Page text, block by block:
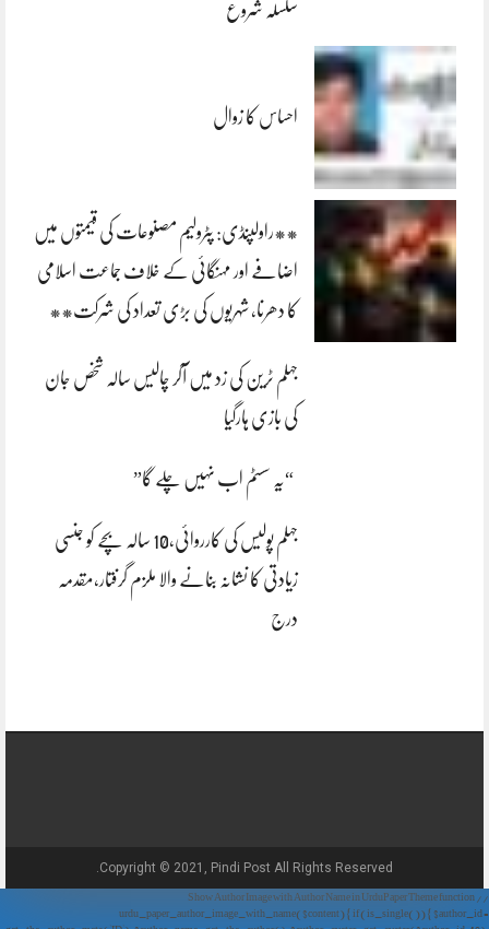
سلسلہ شروع
احساس کا زوال
**راولپنڈی: پٹرولیم مصنوعات کی قیمتوں میں
اضافے اور مہنگائی کے خلاف جماعت اسلامی
کا دھرنا، شہریوں کی بڑی تعداد کی شرکت**
جہلم ٹرین کی زد میں آکر چالیس سالہ شخص جان
کی بازی ہارگیا
“یہ سسٹم اب نہیں چلے گا”
جہلم پولیس کی کارروائی،10 سالہ بچے کو جنسی
زیادتی کا نشانہ بنانے والا ملزم گرفتار،مقدمہ
درج
Copyright © 2021, Pindi Post All Rights Reserved.
// Show Author Image with Author Name in UrduPaper Theme function
urdu_paper_author_image_with_name($content) { if (is_single()) { $author_id =